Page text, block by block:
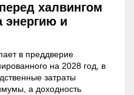
халвингом
энергию и
в преддверие
на 2028 год, в
затраты
а доходность